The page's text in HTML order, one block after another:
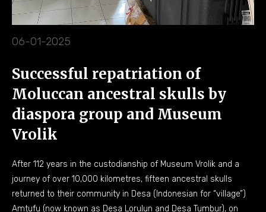
06-01-2025
Successful repatriation of
Moluccan ancestral skulls by
diaspora group and Museum
Vrolik
After 112 years in the custodianship of Museum Vrolik and a
journey of over 10,000 kilometres, fifteen ancestral skulls
returned to their community in Desa (Indonesian for “village”)
Amtufu (now known as Desa Lorulun and Desa Tumbur), on